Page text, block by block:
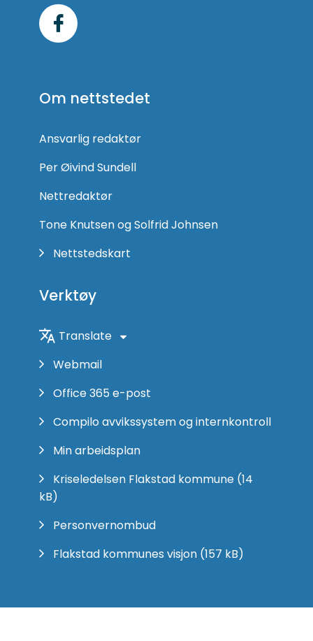
Facebook
Om nettstedet
Ansvarlig redaktør
Per Øivind Sundell
Nettredaktør
Tone Knutsen og Solfrid Johnsen
Nettstedskart
Verktøy
Translate
Webmail
Office 365 e-post
Compilo avvikssystem og internkontroll
Min arbeidsplan
Kriseledelsen Flakstad kommune (14
kB)
Personvernombud
Flakstad kommunes visjon (157 kB)